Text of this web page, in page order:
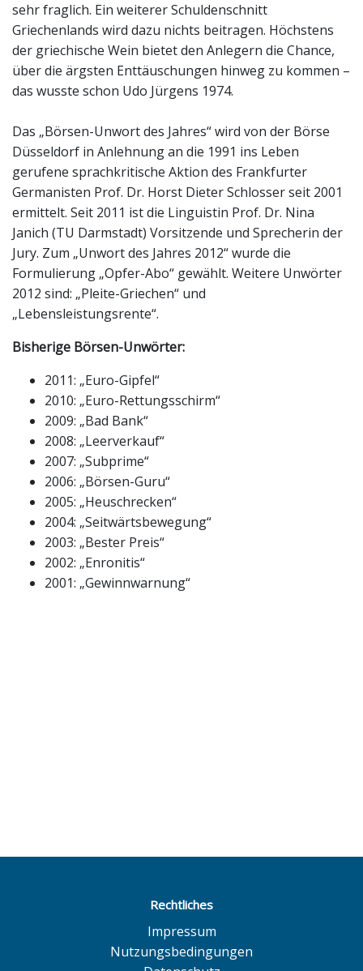
sehr fraglich. Ein weiterer Schuldenschnitt
Griechenlands wird dazu nichts beitragen. Höchstens
der griechische Wein bietet den Anlegern die Chance,
über die ärgsten Enttäuschungen hinweg zu kommen –
das wusste schon Udo Jürgens 1974.
Das „Börsen-Unwort des Jahres“ wird von der Börse
Düsseldorf in Anlehnung an die 1991 ins Leben
gerufene sprachkritische Aktion des Frankfurter
Germanisten Prof. Dr. Horst Dieter Schlosser seit 2001
ermittelt. Seit 2011 ist die Linguistin Prof. Dr. Nina
Janich (TU Darmstadt) Vorsitzende und Sprecherin der
Jury. Zum „Unwort des Jahres 2012“ wurde die
Formulierung „Opfer-Abo“ gewählt. Weitere Unwörter
2012 sind: „Pleite-Griechen“ und
„Lebensleistungsrente“.
Bisherige Börsen-Unwörter:
2011: „Euro-Gipfel“
2010: „Euro-Rettungsschirm“
2009: „Bad Bank“
2008: „Leerverkauf“
2007: „Subprime“
2006: „Börsen-Guru“
2005: „Heuschrecken“
2004: „Seitwärtsbewegung“
2003: „Bester Preis“
2002: „Enronitis“
2001: „Gewinnwarnung“
Rechtliches
Impressum
Nutzungsbedingungen